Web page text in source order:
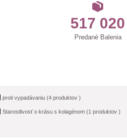
517 020
Predané Balenia
proti vypadávaniu (4produktov )
Starostlivosť o krásu s kolagénom (1 produktov )